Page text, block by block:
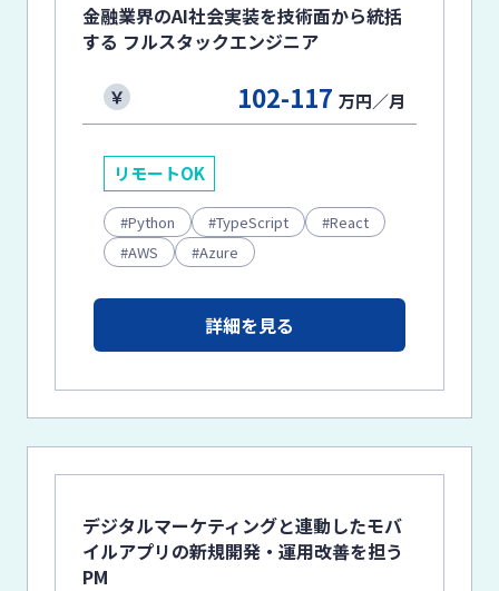
金融業界のAI社会実装を技術面から統括
する フルスタックエンジニア
102-117万円／月
リモートOK
Python TypeScript
React
AWS
Azure
詳細を見る
デジタルマーケティングと連動したモバ
イルアプリの新規開発・運用改善を担う
PM